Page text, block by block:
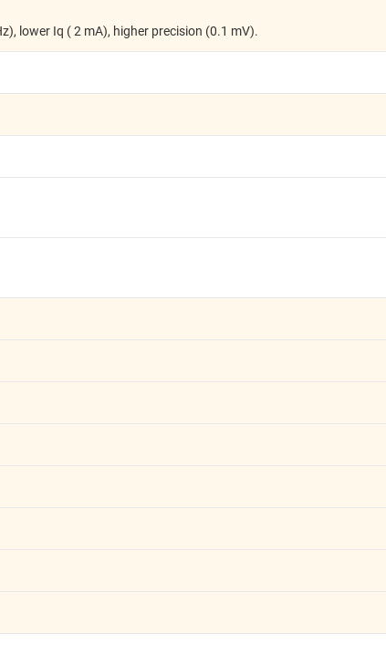
lower Iq ( 2 mA), higher precision (0.1 mV).